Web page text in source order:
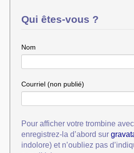
Qui êtes-vous ?
Nom
Courriel (non publié)
Pour afficher votre trombine
enregistrez-la d’abord sur
indolore) et n’oubliez pas